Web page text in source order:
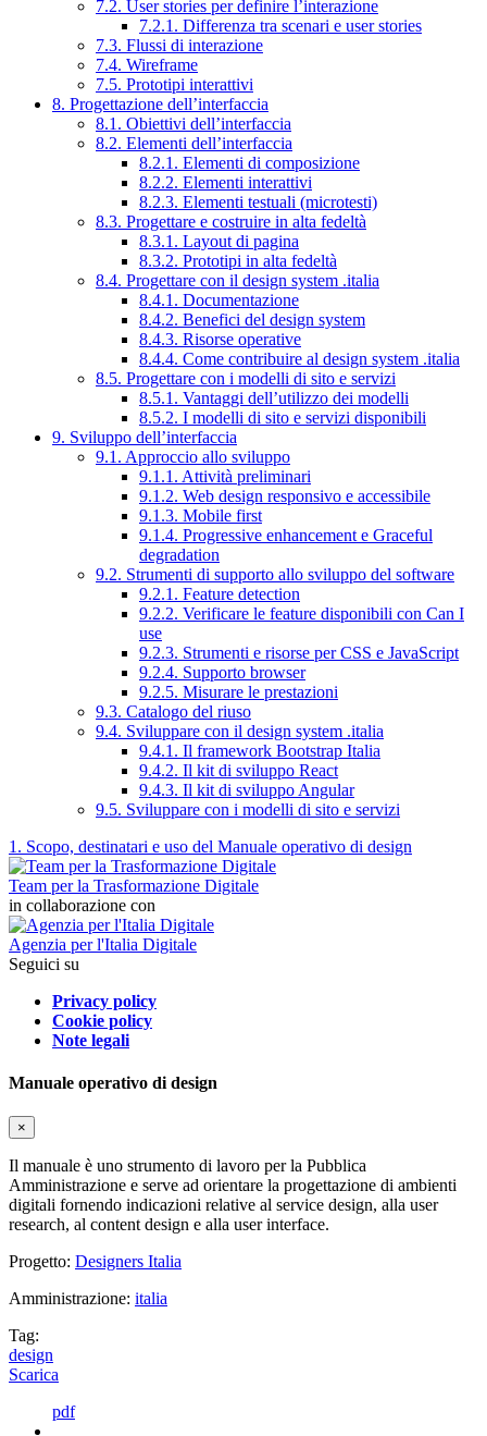
7.2. User stories per definire l’interazione
7.2.1. Differenza tra scenari e user stories
7.3. Flussi di interazione
7.4. Wireframe
7.5. Prototipi interattivi
8. Progettazione dell’interfaccia
8.1. Obiettivi dell’interfaccia
8.2. Elementi dell’interfaccia
8.2.1. Elementi di composizione
8.2.2. Elementi interattivi
8.2.3. Elementi testuali (microtesti)
8.3. Progettare e costruire in alta fedeltà
8.3.1. Layout di pagina
8.3.2. Prototipi in alta fedeltà
8.4. Progettare con il design system .italia
8.4.1. Documentazione
8.4.2. Benefici del design system
8.4.3. Risorse operative
8.4.4. Come contribuire al design system .italia
8.5. Progettare con i modelli di sito e servizi
8.5.1. Vantaggi dell’utilizzo dei modelli
8.5.2. I modelli di sito e servizi disponibili
9. Sviluppo dell’interfaccia
9.1. Approccio allo sviluppo
9.1.1. Attività preliminari
9.1.2. Web design responsivo e accessibile
9.1.3. Mobile first
9.1.4. Progressive enhancement e Graceful
degradation
9.2. Strumenti di supporto allo sviluppo del software
9.2.1. Feature detection
9.2.2. Verificare le feature disponibili con Can I
use
9.2.3. Strumenti e risorse per CSS e JavaScript
9.2.4. Supporto browser
9.2.5. Misurare le prestazioni
9.3. Catalogo del riuso
9.4. Sviluppare con il design system .italia
9.4.1. Il framework Bootstrap Italia
9.4.2. Il kit di sviluppo React
9.4.3. Il kit di sviluppo Angular
9.5. Sviluppare con i modelli di sito e servizi
1. Scopo, destinatari e uso del Manuale operativo di design
Team per la Trasformazione Digitale
in collaborazione con
Agenzia per l'Italia Digitale
Seguici su
Privacy policy
Cookie policy
Note legali
Manuale operativo di design
×
Il manuale è uno strumento di lavoro per la Pubblica
Amministrazione e serve ad orientare la progettazione di ambienti
digitali fornendo indicazioni relative al service design, alla user
research, al content design e alla user interface.
Progetto: Designers Italia
Amministrazione: italia
Tag:
design
Scarica
pdf